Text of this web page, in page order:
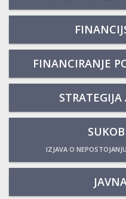
FINANCIRANJE
IZJAVA O